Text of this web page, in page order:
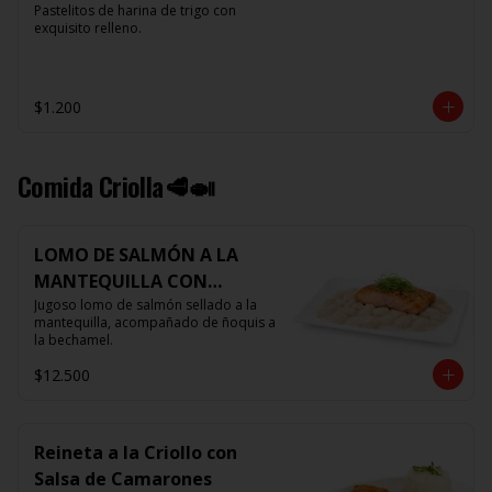
Pastelitos de harina de trigo con
exquisito relleno.
$1.200
Comida Criolla🥩🍛
LOMO DE SALMÓN A LA
MANTEQUILLA CON
ÑOQUIS 🧈
Jugoso lomo de salmón sellado a la
mantequilla, acompañado de ñoquis a
la bechamel.
$12.500
Reineta a la Criollo con
Salsa de Camarones